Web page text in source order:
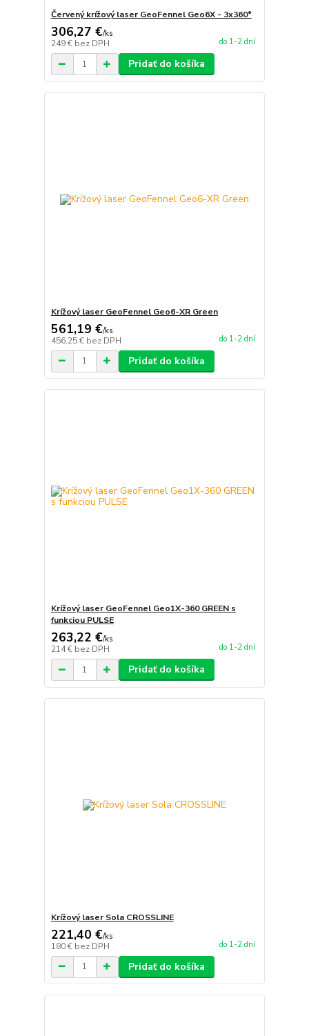
Červený krížový laser GeoFennel Geo6X - 3x360°
306,27 €/ks
249 € bez DPH do 1-2 dní
Pridať do košíka
Krížový laser GeoFennel Geo6-XR Green
561,19 €/ks
456,25 € bez DPH do 1-2 dní
Pridať do košíka
Krížový laser GeoFennel Geo1X-360 GREEN s
funkciou PULSE
263,22 €/ks
214 € bez DPH do 1-2 dní
Pridať do košíka
Krížový laser Sola CROSSLINE
221,40 €/ks
180 € bez DPH do 1-2 dní
Pridať do košíka